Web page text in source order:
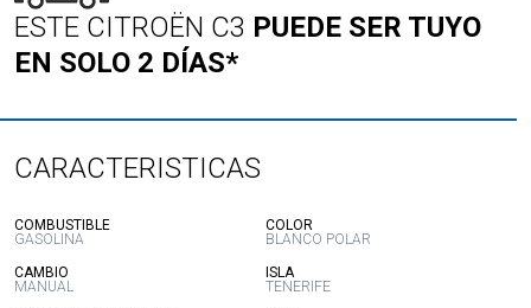
ESTE CITROËN C3 PUEDE SER TUYO
EN SOLO 2 DÍAS*
CARACTERISTICAS
COMBUSTIBLE:
GASOLINA
COLOR
BLANCO POLAR
CAMBIO
MANUAL
ISLA:
TENERIFE